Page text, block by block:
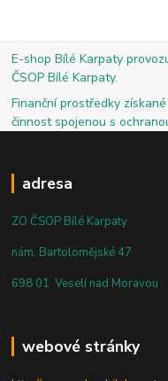
E-shop Bílé Karpaty
ČSOP Bílé Karpaty.
Finanční prostředky
činnost spojenou s
adresa
ZO ČSOP Bílé Karpaty
nám. Bartolomějské 47
698 01 Veselí nad Moravou
webové stránky